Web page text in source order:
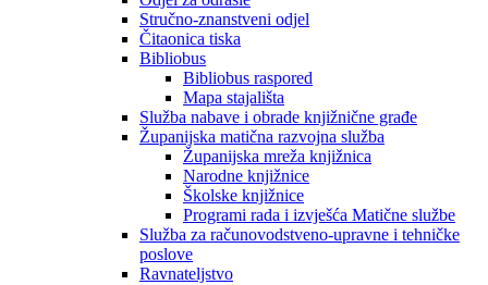
Stručno-znanstveni odjel
Čitaonica tiska
Bibliobus
Bibliobus raspored
Mapa stajališta
Služba nabave i obrade knjižnične građe
Županijska matična razvojna služba
Županijska mreža knjižnica
Narodne knjižnice
Školske knjižnice
Programi rada i izvješća Matične službe
Služba za računovodstveno-upravne i tehničke
poslove
Ravnateljstvo